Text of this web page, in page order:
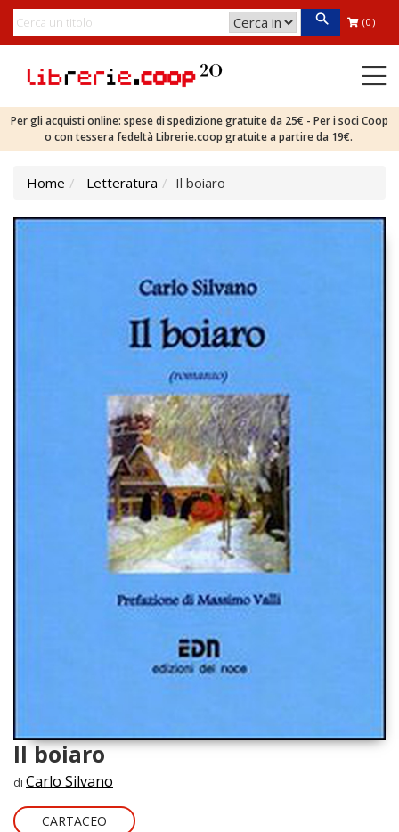
(0)
Per gli acquisti online: spese di spedizione gratuite da 25€ - Per i soci Coop
o con tessera fedeltà Librerie.coop gratuite a partire da 19€.
Home Letteratura Il boiaro
Il boiaro
di Carlo Silvano
CARTACEO